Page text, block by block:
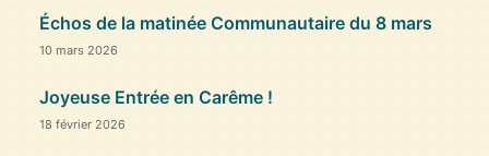
Échos de la matinée Communautaire du 8 mars
10 mars 2026
Joyeuse Entrée en Carême !
18 février 2026